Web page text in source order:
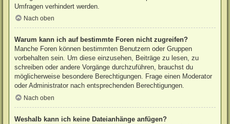
Umfragen verhindert werden.
Nach oben
Warum kann ich auf bestimmte Foren nicht zugreifen?
Manche Foren können bestimmten Benutzern oder Gruppen
vorbehalten sein. Um diese einzusehen, Beiträge zu lesen, zu
schreiben oder andere Vorgänge durchzuführen, brauchst du
möglicherweise besondere Berechtigungen. Frage einen Moderator
oder Administrator nach entsprechenden Berechtigungen.
Nach oben
Weshalb kann ich keine Dateianhänge anfügen?